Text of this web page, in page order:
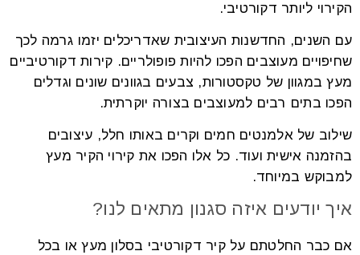
הקירוי ליותר דקורטיבי.
עם השנים, החדשנות העיצובית שאדריכלים יזמו גרמה לכך
שחיפויים מעוצבים הפכו להיות פופולריים. קירות דקורטיביים
מעץ במגוון של טקסטורות, צבעים בגוונים שונים וגדלים
הפכו בתים רבים למעוצבים בצורה יוקרתית.
שילוב של אלמנטים חמים וקרים באותו חלל, עיצובים
בהזמנה אישית ועוד. כל אלו הפכו את קירוי הקיר מעץ
למבוקש במיוחד.
איך יודעים איזה סגנון מתאים לנו?
אם כבר החלטתם על קיר דקורטיבי בסלון מעץ או בכל